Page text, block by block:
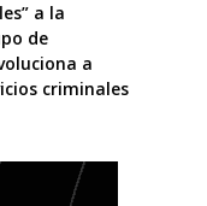
a la
de
a
criminales